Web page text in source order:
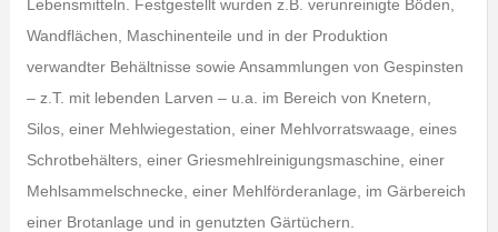
Lebensmitteln. Festgestellt wurden z.B. verunreinigte Böden,
Wandflächen, Maschinenteile und in der Produktion
verwandter Behältnisse sowie Ansammlungen von Gespinsten
– z.T. mit lebenden Larven – u.a. im Bereich von Knetern,
Silos, einer Mehlwiegestation, einer Mehlvorratswaage, eines
Schrotbehälters, einer Griesmehlreinigungsmaschine, einer
Mehlsammelschnecke, einer Mehlförderanlage, im Gärbereich
einer Brotanlage und in genutzten Gärtüchern.